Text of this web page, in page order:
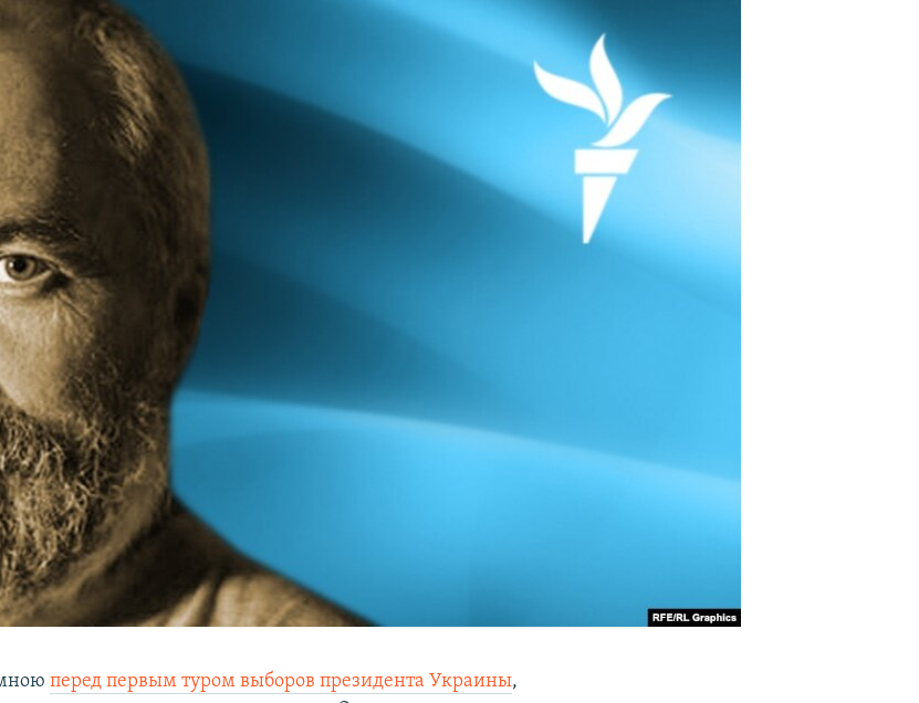
перед первым туром выборов президента Украины,